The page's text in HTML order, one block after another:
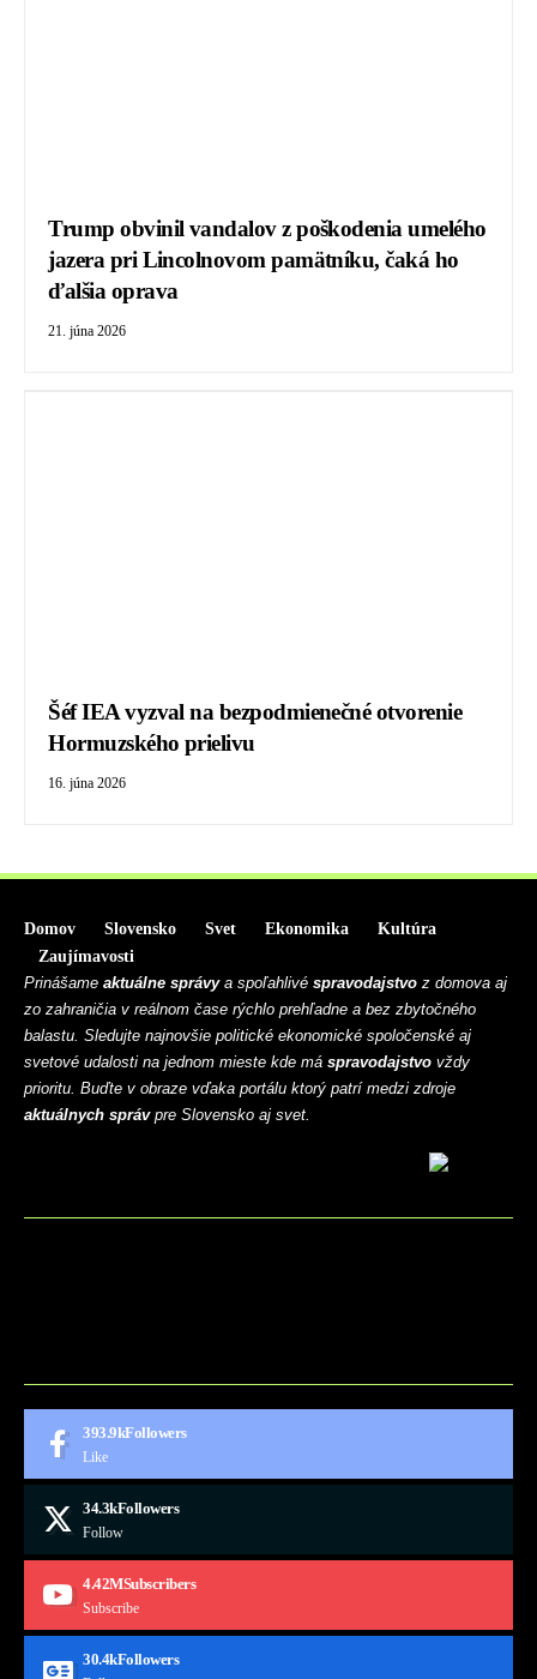
Trump obvinil vandalov z poškodenia umelého
jazera pri Lincolnovom pamätníku, čaká ho
ďalšia oprava
21. júna 2026
Šéf IEA vyzval na bezpodmienečné otvorenie
Hormuzského prielivu
16. júna 2026
Domov Slovensko Svet Ekonomika
Kultúra
Zaujímavosti
Prinášame aktuálne správya spoľahlivé spravodajstvo z domova aj
zo zahraničia v reálnom čase rýchlo prehľadne a bez zbytočného
balastu. Sledujte najnovšie politické ekonomické spoločenské aj
svetové udalosti na jednom mieste kde má spravodajstvo vždy
prioritu. Buďte v obraze vďaka portálu ktorý patrí medzi zdroje
aktuálnych správpre Slovensko aj svet.
393.9kFollowers
Like
34.3kFollowers
Follow
4.42MSubscribers
Subscribe
30.4kFollowers